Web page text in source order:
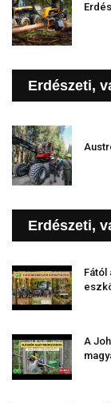
Erdészeti,
Erdészeti,
Fától
A